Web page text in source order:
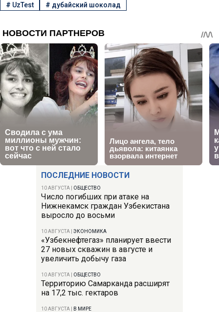
ПОСЛЕДНИЕ НОВОСТИ
10 АВГУСТА ОБЩЕСТВО
Число погибших при атаке на
Нижнекамск граждан Узбекистана
выросло до восьми
10 АВГУСТА ЭКОНОМИКА
«Узбекнефтегаз» планирует ввести
27 новых скважин в августе и
увеличить добычу газа
10 АВГУСТА ОБЩЕСТВО
Территорию Самарканда расширят
на 17,2 тыс. гектаров
10 АВГУСТА В МИРЕ
# UzTest # дубайский шоколад